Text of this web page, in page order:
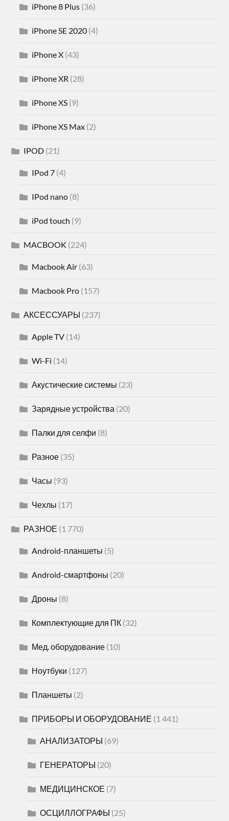
iPhone 8 Plus (36)
iPhone SE 2020 (4)
iPhone X (43)
iPhone XR (28)
iPhone XS (9)
iPhone XS Max (2)
IPOD (21)
IPod 7 (4)
IPod nano (8)
iPod touch (9)
MACBOOK (224)
Macbook Air (63)
Macbook Pro (157)
АКСЕССУАРЫ (237)
Apple TV (14)
Wi-Fi (14)
Акустические системы (23)
Зарядные устройства (20)
Палки для селфи (8)
Разное (35)
Часы (93)
Чехлы (17)
РАЗНОЕ (1 770)
Android-планшеты (5)
Android-смартфоны (20)
Дроны (8)
Комплектующие для ПК (32)
Мед. оборудование (10)
Ноутбуки (127)
Планшеты (2)
ПРИБОРЫ И ОБОРУДОВАНИЕ (1 441)
АНАЛИЗАТОРЫ (69)
ГЕНЕРАТОРЫ (20)
МЕДИЦИНСКОЕ (7)
ОСЦИЛЛОГРАФЫ (25)